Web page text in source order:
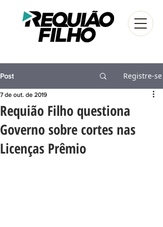
Post Registre-se
Requião Filho questiona
Governo sobre cortes nas
Licenças Prêmio
7 de out. de 2019